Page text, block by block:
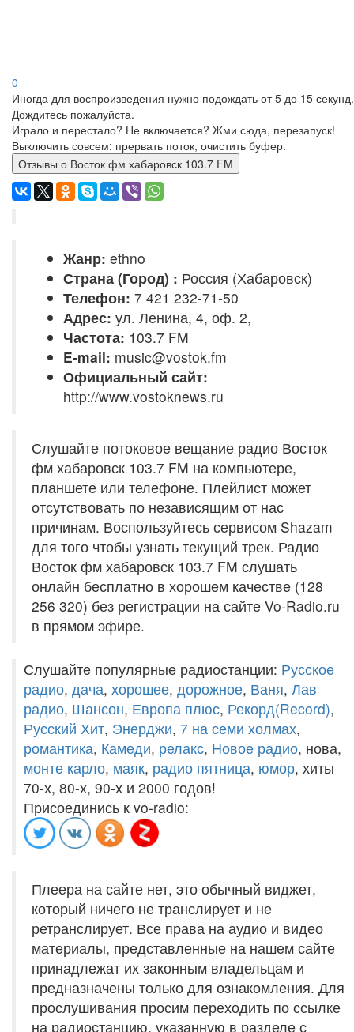
0
Иногда для воспроизведения нужно подождать от 5 до 15 секунд.
Дождитесь пожалуйста.
Играло и перестало? Не включается? Жми сюда, перезапуск!
Выключить совсем: прервать поток, очистить буфер.
Отзывы о Восток фм хабаровск 103.7 FM
Жанр: ethno
Страна (Город) : Россия (Хабаровск)
Телефон: 7 421 232-71-50
Адрес: ул. Ленина, 4, оф. 2,
Частота: 103.7 FM
E-mail: music@vostok.fm
Официальный сайт:
http://www.vostoknews.ru
Слушайте потоковое вещание радио Восток
фм хабаровск 103.7 FM на компьютере,
планшете или телефоне. Плейлист может
отсутствовать по независящим от нас
причинам. Воспользуйтесь сервисом Shazam
для того чтобы узнать текущий трек. Радио
Восток фм хабаровск 103.7 FM слушать
онлайн бесплатно в хорошем качестве (128
256 320) без регистрации на сайте Vo-Radio.ru
в прямом эфире.
Слушайте популярные радиостанции: Русское
радио, дача, хорошее, дорожное, Ваня, Лав
радио, Шансон, Европа плюс, Рекорд(Record),
Русский Хит, Энерджи, 7 на семи холмах,
романтика, Камеди, релакс, Новое радио, нова,
монте карло, маяк, радио пятница, юмор, хиты
70-х, 80-х, 90-х и 2000 годов!
Присоединись к vo-radio:
Плеера на сайте нет, это обычный виджет,
который ничего не транслирует и не
ретранслирует. Все права на аудио и видео
материалы, представленные на нашем сайте
принадлежат их законным владельцам и
предназначены только для ознакомления. Для
прослушивания просим переходить по ссылке
на радиостанцию, указанную в разделе с